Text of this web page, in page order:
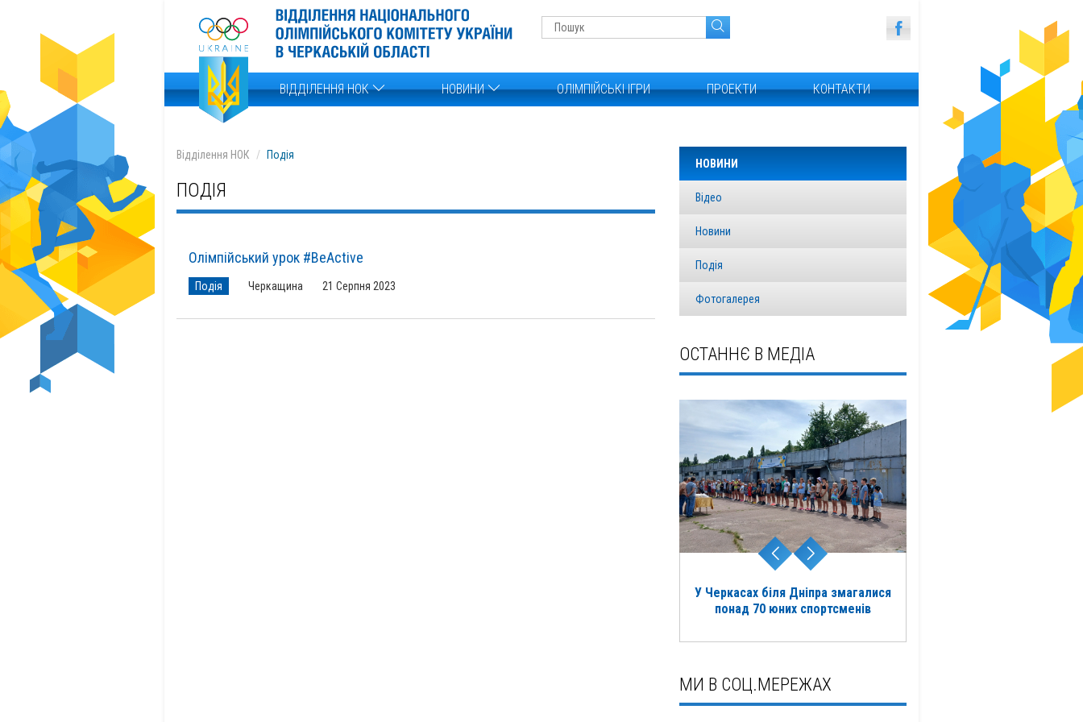
ВІДДІЛЕННЯ НОК НОВИНИ ОЛІМПІЙСЬКІ ІГРИ ПРОЕКТИ КОНТАКТИ
Відділення НОК Подія
ПОДІЯ
Олімпійський урок #BeActive
Подія Черкащина 21 Серпня 2023
НОВИНИ
Відео
Новини
Подія
Фотогалерея
ОСТАННЄ В МЕДІА
У Черкасах біля Дніпра змагалися
понад 70 юних спортсменів
МИ В СОЦ.МЕРЕЖАХ